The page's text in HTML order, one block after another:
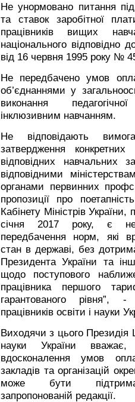
Не унормовано питання
та ставок заробітної
працівників вищих
національного відповідно
від 16 червня 1995 року №
Не передбачено умов
об’єднаннями у
виконання
інклюзивним навчанням.
Не відповідають
затвердження
відповідних навчальних
відповідними
органами первинних
пропозиції про
Кабінету Міністрів
січня 2017 року, є
передбачення норм, які
стан в державі, без
Президента України та
щодо поступового
працівника першого
гарантованого
працівників освіти і науки
Виходячи з цього Президія
науки України
вдосконалення умов
закладів та організацій
може бути
запропонованій редакції.